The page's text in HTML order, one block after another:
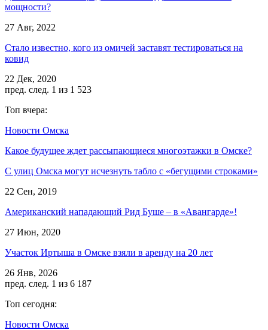
мощности?
27 Авг, 2022
Стало известно, кого из омичей заставят тестироваться на
ковид
22 Дек, 2020
пред. след. 1 из 1 523
Топ вчера:
Новости Омска
Какое будущее ждет рассыпающиеся многоэтажки в Омске?
С улиц Омска могут исчезнуть табло с «бегущими строками»
22 Сен, 2019
Американский нападающий Рид Буше – в «Авангарде»!
27 Июн, 2020
Участок Иртыша в Омске взяли в аренду на 20 лет
26 Янв, 2026
пред. след. 1 из 6 187
Топ сегодня:
Новости Омска